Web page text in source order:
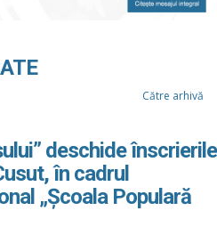
Către arhivă
deschide înscrierile
în cadrul
„Școala Populară